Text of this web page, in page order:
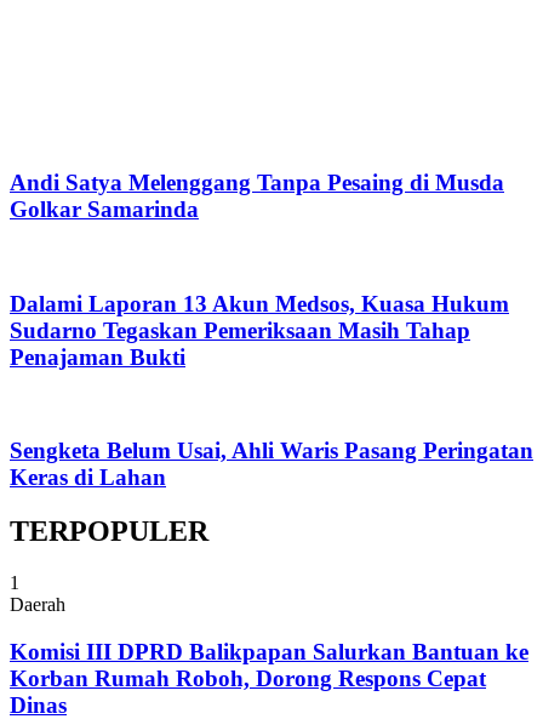
Andi Satya Melenggang Tanpa Pesaing di Musda
Golkar Samarinda
Dalami Laporan 13 Akun Medsos, Kuasa Hukum
Sudarno Tegaskan Pemeriksaan Masih Tahap
Penajaman Bukti
Sengketa Belum Usai, Ahli Waris Pasang Peringatan
Keras di Lahan
TERPOPULER
1
Daerah
Komisi III DPRD Balikpapan Salurkan Bantuan ke
Korban Rumah Roboh, Dorong Respons Cepat
Dinas